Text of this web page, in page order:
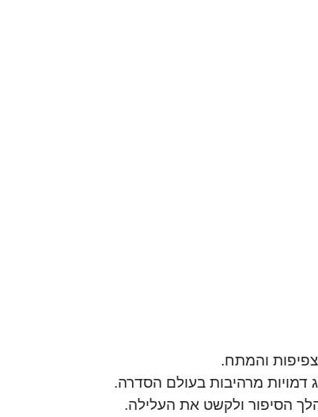
מרהיבות בעולם הסדרה.